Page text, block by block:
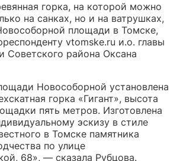
горка, на которой можно
на санках, но и на ватрушках,
площади в Томске,
vtomske.ru и.о. главы
Советского района Оксана
Новособорной установлена
горка «Гигант», высота
пять метров. Изготовлена
эскизу в стиле
в Томске памятника
по улице
68», — сказала Рубцова.